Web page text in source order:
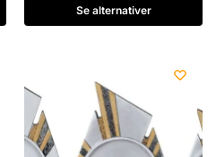
Se alternativer